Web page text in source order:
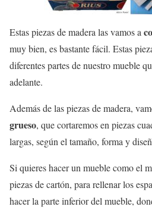
Estas piezas de madera las vamos a
muy bien, es bastante fácil. Estas
diferentes partes de nuestro mueble
adelante.
Además de las piezas de madera,
grueso, que cortaremos en piezas
largas, según el tamaño, forma y
Si quieres hacer un mueble como el
piezas de cartón, para rellenar los
hacer la parte inferior del mueble,